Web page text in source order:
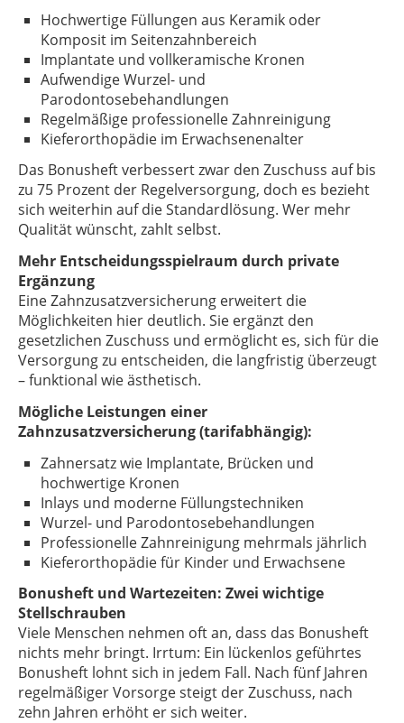
Hochwertige Füllungen aus Keramik oder
Komposit im Seitenzahnbereich
Implantate und vollkeramische Kronen
Aufwendige Wurzel- und
Parodontosebehandlungen
Regelmäßige professionelle Zahnreinigung
Kieferorthopädie im Erwachsenenalter
Das Bonusheft verbessert zwar den Zuschuss auf bis
zu 75 Prozent der Regelversorgung, doch es bezieht
sich weiterhin auf die Standardlösung. Wer mehr
Qualität wünscht, zahlt selbst.
Mehr Entscheidungsspielraum durch private
Ergänzung
Eine Zahnzusatzversicherung erweitert die
Möglichkeiten hier deutlich. Sie ergänzt den
gesetzlichen Zuschuss und ermöglicht es, sich für die
Versorgung zu entscheiden, die langfristig überzeugt
– funktional wie ästhetisch.
Mögliche Leistungen einer
Zahnzusatzversicherung (tarifabhängig):
Zahnersatz wie Implantate, Brücken und
hochwertige Kronen
Inlays und moderne Füllungstechniken
Wurzel- und Parodontosebehandlungen
Professionelle Zahnreinigung mehrmals jährlich
Kieferorthopädie für Kinder und Erwachsene
Bonusheft und Wartezeiten: Zwei wichtige
Stellschrauben
Viele Menschen nehmen oft an, dass das Bonusheft
nichts mehr bringt. Irrtum: Ein lückenlos geführtes
Bonusheft lohnt sich in jedem Fall. Nach fünf Jahren
regelmäßiger Vorsorge steigt der Zuschuss, nach
zehn Jahren erhöht er sich weiter.